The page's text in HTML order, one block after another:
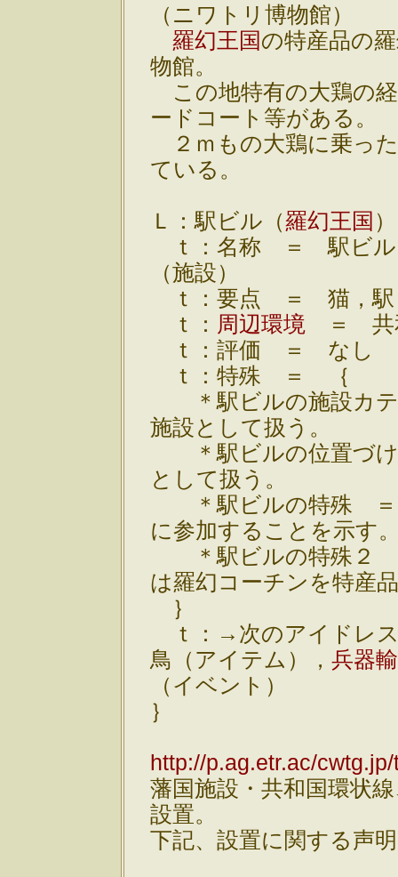
（ニワトリ博物館）
羅幻王国の特産品の
物館。
この地特有の大鶏の
ードコート等がある。
２ｍもの大鶏に乗っ
ている。
Ｌ：駅ビル（羅幻王国
ｔ：名称 ＝ 駅ビル
（施設）
ｔ：要点 ＝ 猫，駅
ｔ： 周辺環境 ＝ 共
ｔ：評価 ＝ なし
ｔ：特殊 ＝ ｛
＊駅ビルの施設カ
施設として扱う。
＊駅ビルの位置づ
として扱う。
＊駅ビルの特殊 ＝
に参加することを示す
＊駅ビルの特殊２
は羅幻コーチンを特産
｝
ｔ：→次のアイドレ
鳥（アイテム），兵器
（イベント）
｝
http://p.ag.etr.ac/
藩国施設・共和国環状
設置。
下記、設置に関する声